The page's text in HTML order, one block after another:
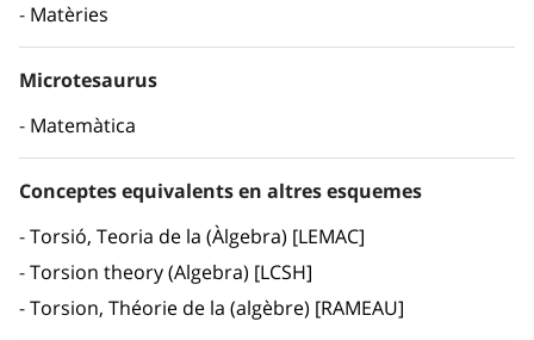
Matèries
Microtesaurus
Matemàtica
Conceptes equivalents en altres esquemes
Torsió, Teoria de la (Àlgebra) [LEMAC]
Torsion theory (Algebra) [LCSH]
Torsion, Théorie de la (algèbre) [RAMEAU]